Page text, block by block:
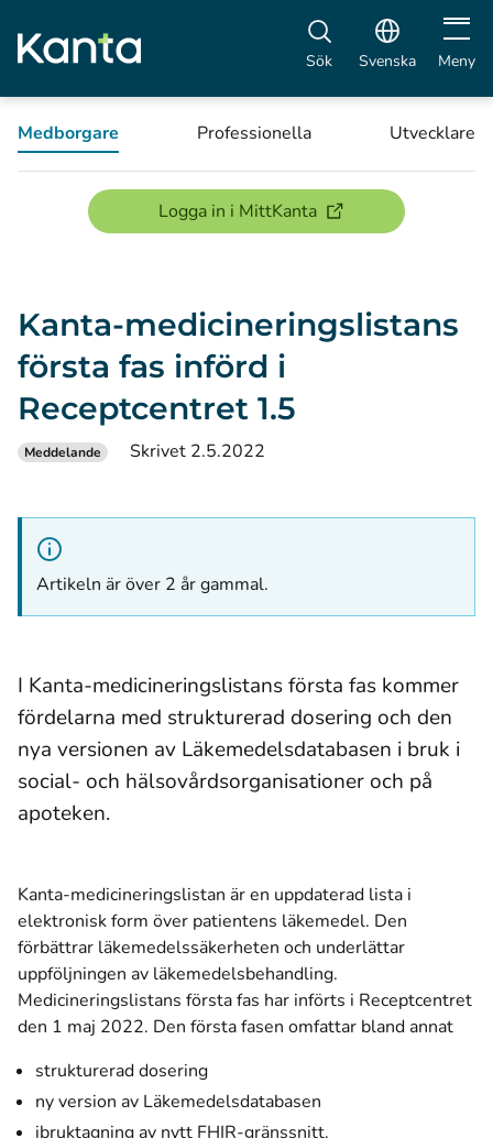
Sök Svenska Öppna
Meny
Medborgare Professionella Utvecklare
Logga in i MittKanta(öppnas i ett nytt
Kanta-medicineringslistans
första fas införd i
Receptcentret 1.5
Meddelande Skrivet 2.5.2022
Artikeln är över 2 år gammal.
I Kanta-medicineringslistans första fas kommer
fördelarna med strukturerad dosering och den
nya versionen av Läkemedelsdatabasen i bruk i
social- och hälsovårdsorganisationer och på
apoteken.
Kanta-medicineringslistan är en uppdaterad lista i
elektronisk form över patientens läkemedel. Den
förbättrar läkemedelssäkerheten och underlättar
uppföljningen av läkemedelsbehandling.
Medicineringslistans första fas har införts i Receptcentret
den 1 maj 2022. Den första fasen omfattar bland annat
strukturerad dosering
ny version av Läkemedelsdatabasen
ibruktagning av nytt FHIR-gränssnitt.